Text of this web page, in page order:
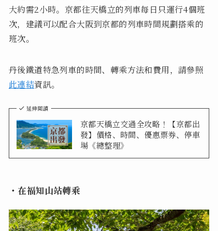
大約需2小時。京都往天橋立的列車每日只運行4個班
次，建議可以配合大阪到京都的列車時間規劃搭乘的
班次。
丹後鐵道特急列車的時間、轉乘方法和費用，請參照
此連結資訊。
延伸閱讀
京都天橋立交通全攻略！【京都出
發】價格、時間、優惠票券、停車
場《總整理》
・在福知山站轉乘